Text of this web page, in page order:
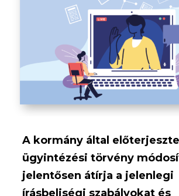
A kormány által
ügyintézési törvény
jelentősen átírja a jelenlegi
írásbeliségi szabályokat és